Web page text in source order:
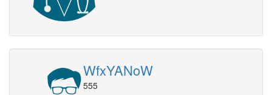
WfxYANoW
555